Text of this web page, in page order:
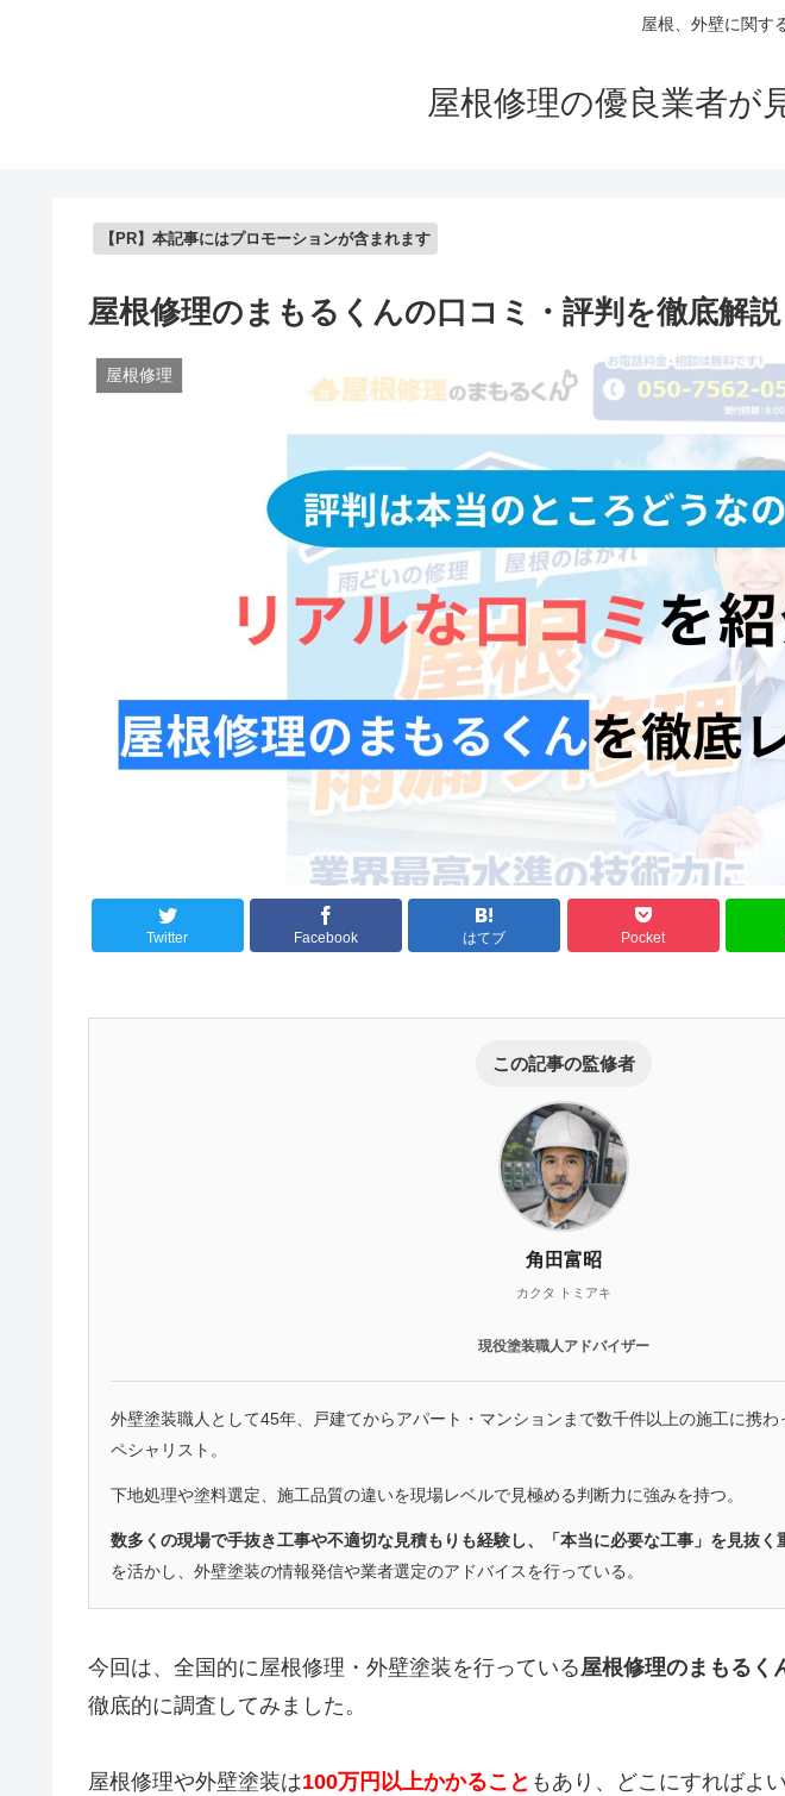
屋根、外壁に関す
屋根修理の優良業者が
【PR】本記事にはプロモーションが含まれます
屋根修理のまもるくんの口コミ・評判を徹底解説
屋根修理
Twitter Facebook はてブ Pocket
この記事の監修者
角田富昭
カクタ トミアキ
現役塗装職人アドバイザー
外壁塗装職人として45年、戸建てからアパート・マンションまで数千件以上の施工に携
ペシャリスト。
下地処理や塗料選定、施工品質の違いを現場レベルで見極める判断力に強みを持つ。
数多くの現場で手抜き工事や不適切な見積もりも経験し、「本当に必要な工事」を見抜く
を活かし、外壁塗装の情報発信や業者選定のアドバイスを行っている。
今回は、全国的に屋根修理・外壁塗装を行っている 屋根修理のまもるく
徹底的に調査してみました。
屋根修理や外壁塗装は100万円以上かかること もあり、どこにすればよ